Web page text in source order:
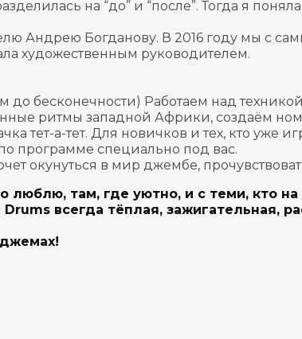
на “до” и “после”. Тогда я
Андрею Богданову. В 2016 году мы с
художественным руководителем.
бесконечности) Работаем над
ритмы западной Африки, создаём
тет-а-тет. Для новичков и тех, кто уже
программе специально под вас.
окунуться в мир джембе,
там, где уютно, и с теми, кто
Drums всегда тёплая, зажигательная,